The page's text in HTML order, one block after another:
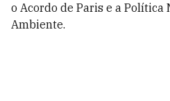
o Acordo de Paris e a Política
Ambiente.